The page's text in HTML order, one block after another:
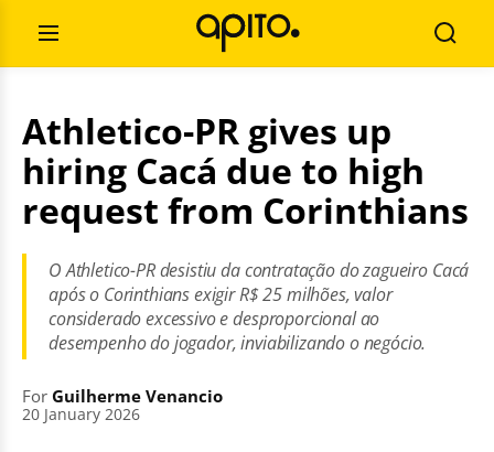
contentOpen
Menu
for:
Athletico-PR gives up
hiring Cacá due to high
request from Corinthians
O Athletico-PR desistiu da contratação do zagueiro Cacá
após o Corinthians exigir R$ 25 milhões, valor
considerado excessivo e desproporcional ao
desempenho do jogador, inviabilizando o negócio.
For Guilherme Venancio
20 January 2026